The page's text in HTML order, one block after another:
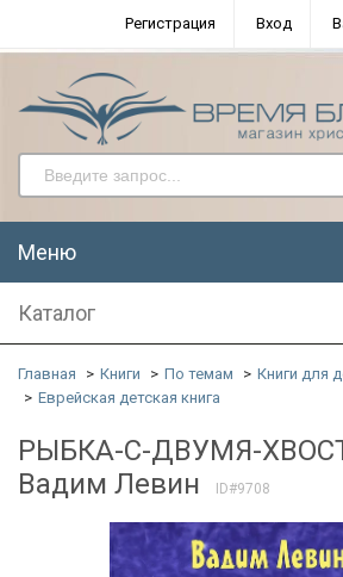
Регистрация Вход
Меню
Каталог
Главная Книги По темам
Книги для
Еврейская детская книга
РЫБКА-С-ДВУМЯ-
Вадим Левин
ID#9708